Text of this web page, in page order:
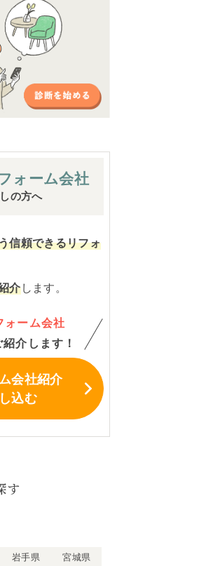
ォーム会社
の方へ
信頼できるリフォ
介します。
ォーム会社
紹介します！
会社紹介
込む
す
岩手県
宮城県